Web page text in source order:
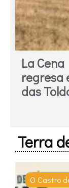
La
regresa
das
Terra
O Castro